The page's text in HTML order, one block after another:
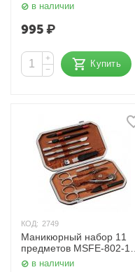
золотые Zinger
в наличии
995₽
+
−
Купить
КОД: 2749
Маникюрный набор 11
предметов MSFE-802-1 S
Zinger
в наличии